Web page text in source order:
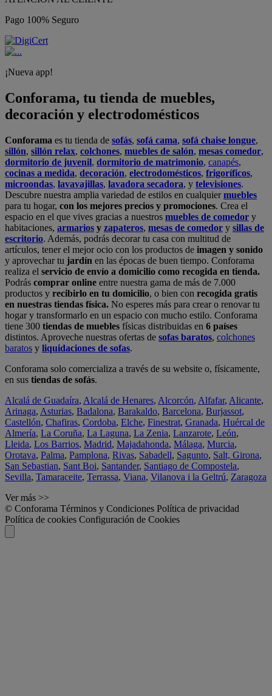
Pago 100% Seguro
¡Nueva app!
Conforama, tu tienda de muebles,
decoración y electrodomésticos
Conforama es tu tienda de sofás, sofá cama, sofá chaise longue,
sillón, sillón relax, colchones, muebles de salón, mesas comedor,
dormitorio de juvenil, dormitorio de matrimonio, canapés,
cocinas a medida, decoración, electrodomésticos, frigoríficos,
microondas, lavavajillas, lavadora secadora, y televisiones.
Descubre nuestra amplia variedad de estilos en cualquiermuebles
para tu hogar, con los mejores precios y promociones. Crea el
espacio en el que vives gracias a nuestros muebles de comedor y
habitaciones, armarios y zapateros, mesas de comedor y sillas de
escritorio. Además, podrás decorar tu casa con multitud de
artículos, tener el mejor ocio con los productos de imagen y sonido
y aprovechar tu jardín en las épocas de buen tiempo. Conforama
realiza el servicio de envío a domicilio como recogida en tienda.
Podrás comprar online entre nuestra gama de más de 7.000
productos y recibirlo en tu domicilio, o bien con recogida gratis
en nuestras tiendas física. No esperes más para crear o renovar tu
hogar y transformarlo en un espacio con mucho estilo. Conforama
tiene 300 tiendas de muebles físicas distribuidas en 6 países
distintos. Aproveche nuestras ofertas de sofas baratos, colchones
baratos y liquidaciones de sofas.
Conforama solo comercializa a través de su website o, físicamente,
en sus tiendas de sofás.
Alcalá de Guadaíra, Alcalá de Henares, Alcorcón, Alfafar, Alicante,
Arinaga, Asturias, Badalona, Barakaldo, Barcelona, Burjassot,
Castellón, Chafiras, Cordoba, Elche, Finestrat, Granada, Huércal de
Almería, La Coruña, La Laguna, La Zenia, Lanzarote, León,
Lleida, Los Barrios, Madrid, Majadahonda, Málaga, Murcia,
Orotava, Palma, Pamplona, Rivas, Sabadell, Sagunto, Salt, Girona,
San Sebastian, Sant Boi, Santander, Santiago de Compostela,
Sevilla, Tamaraceite, Terrassa, Viana, Vilanova i la Geltrú, Zaragoza
Ver más >>
© Conforama Términos y Condiciones Política de privacidad
Política de cookies Configuración de Cookies